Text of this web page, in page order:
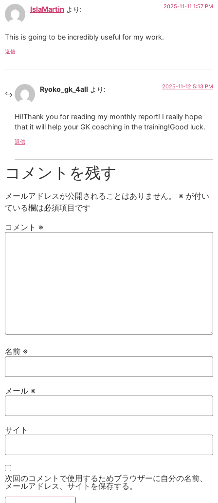
IslaMartin より: 2025-11-11 1:57 PM
This is going to be incredibly useful for my work.
返信
Ryoko_gk_4all より: 2025-11-12 5:13 PM
Hi!Thank you for reading my monthly report! I really hope
that it will help your GK coaching in the training!Good luck.
返信
コメントを残す
メールアドレスが公開されることはありません。 ※ が付い
ている欄は必須項目です
コメント ※
名前 ※
メール ※
サイト
次回のコメントで使用するためブラウザーに自分の名前、
メールアドレス、サイトを保存する。